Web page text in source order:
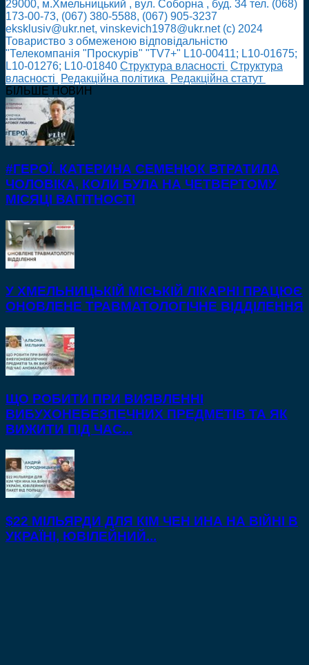
29000, м.Хмельницький , вул. Соборна , буд. 34 тел. (068)
173-00-73, (067) 380-5588, (067) 905-3237
eksklusiv@ukr.net, vinskevich1978@ukr.net (с) 2024
Товариство з обмеженою відповідальністю
"Телекомпанія "Проскурів" "TV7+" L10-00411; L10-01675;
L10-01276; L10-01840 Cтруктура власності Cтруктура
власності
Редакційна політика
Редакційна статут
БІЛЬШЕ НОВИН
#ГЕРОЇ. КАТЕРИНА СЕМЕНЮК ВТРАТИЛА
ЧОЛОВІКА, КОЛИ БУЛА НА ЧЕТВЕРТОМУ
МІСЯЦІ ВАГІТНОСТІ
У ХМЕЛЬНИЦЬКІЙ МІСЬКІЙ ЛІКАРНІ ПРАЦЮЄ
ОНОВЛЕНЕ ТРАВМАТОЛОГІЧНЕ ВІДДІЛЕННЯ
ЩО РОБИТИ ПРИ ВИЯВЛЕННІ
ВИБУХОНЕБЕЗПЕЧНИХ ПРЕДМЕТІВ ТА ЯК
ВИЖИТИ ПІД ЧАС...
$22 МІЛЬЯРДИ ДЛЯ КІМ ЧЕН ИНА НА ВІЙНІ В
УКРАЇНІ, ЮВІЛЕЙНИЙ...